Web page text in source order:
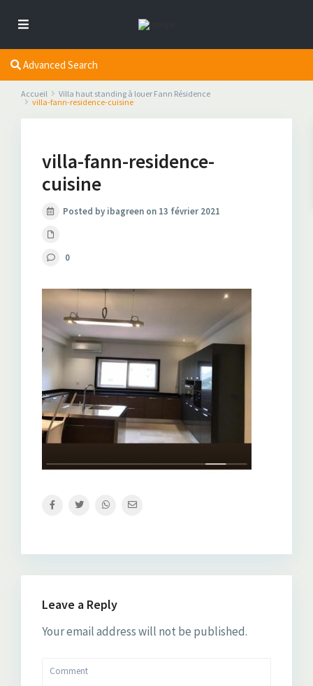
Advanced Search
Accueil
Villa haut standing à louer Fann Résidence
villa-fann-residence-cuisine
villa-fann-residence-
cuisine
Posted by ibagreen on 13 février 2021
0
Leave a Reply
Your email address will not be published.